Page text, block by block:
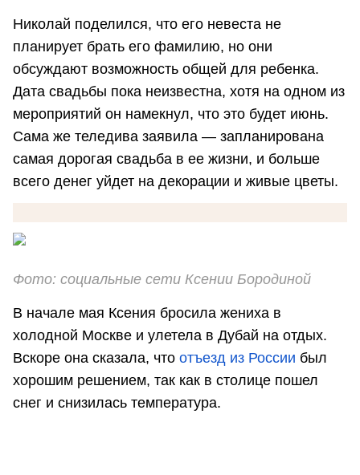
Николай поделился, что его невеста не
планирует брать его фамилию, но они
обсуждают возможность общей для ребенка.
Дата свадьбы пока неизвестна, хотя на одном из
мероприятий он намекнул, что это будет июнь.
Сама же теледива заявила — запланирована
самая дорогая свадьба в ее жизни, и больше
всего денег уйдет на декорации и живые цветы.
Фото: социальные сети Ксении Бородиной
В начале мая Ксения бросила жениха в
холодной Москве и улетела в Дубай на отдых.
Вскоре она сказала, что отъезд из России был
хорошим решением, так как в столице пошел
снег и снизилась температура.